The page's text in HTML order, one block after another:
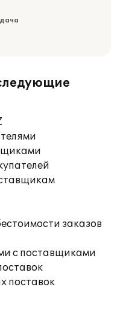
заказов
с поставщиками
поставок